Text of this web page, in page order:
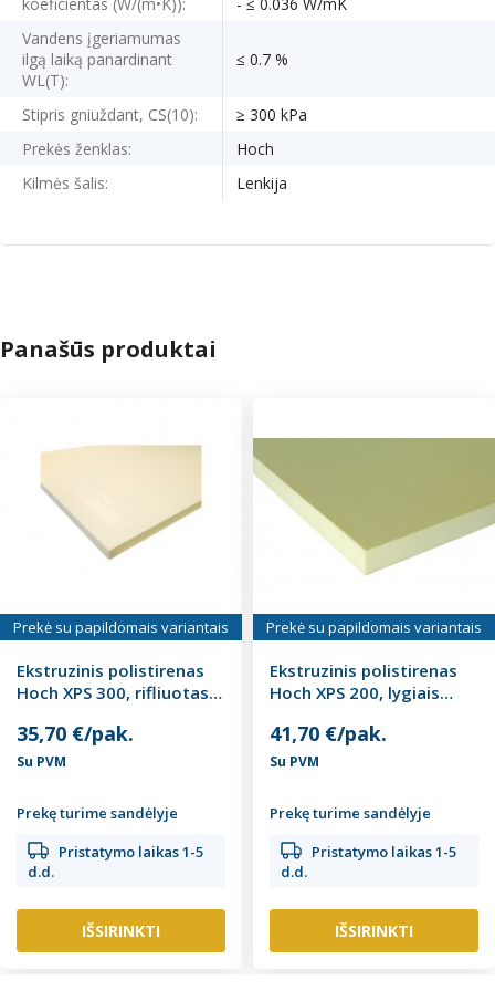
Vandens įgeriamumas
ilgą laiką panardinant
WL(T):
≤ 0.7 %
Stipris gniuždant, CS(10):
≥ 300 kPa
Prekės ženklas:
Hoch
Kilmės šalis:
Lenkija
Panašūs produktai
Ekstruzinis polistirenas
Hoch XPS 300, rifliuotas,
35,70 €/pak.
Su PVM
Prekę turime sandėlyje
Pristatymo laikas 1-5
d.d.
Prekė su papildomais variantais
IŠSIRINKTI
Ekstruzinis polistirenas
Hoch XPS 200, lygiais
41,70 €/pak.
Su PVM
Prekę turime sandėlyje
Pristatymo laikas 1-5
d.d.
Prekė su papildomais variantais
IŠSIRINKTI